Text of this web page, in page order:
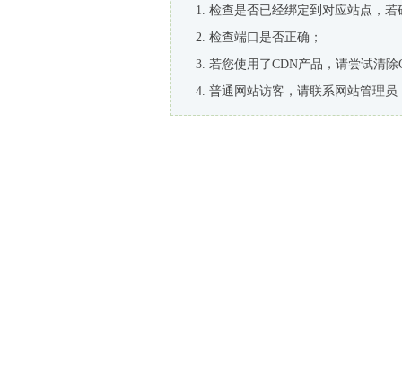
检查是否已经绑定到对应站点，
检查端口是否正确；
若您使用了CDN产品，请尝试清除
普通网站访客，请联系网站管理员